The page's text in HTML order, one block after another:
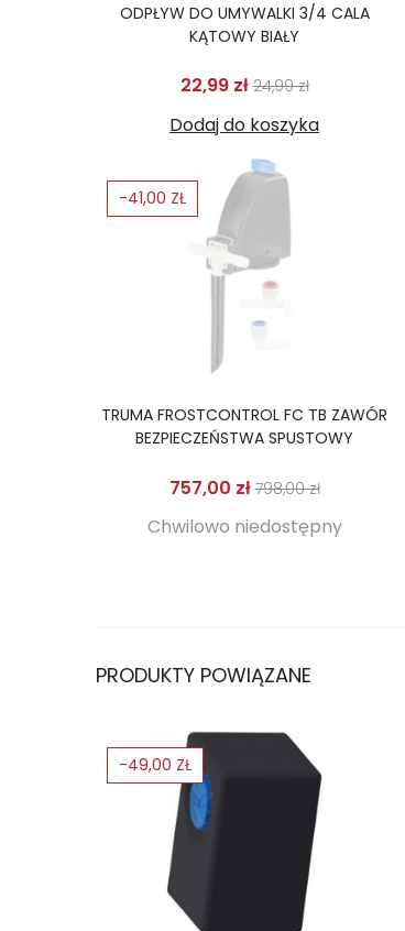
ODPŁYW DO UMYWALKI 3/4 CALA
KĄTOWY BIAŁY
22,99 złCena podstawowa
24,99 złCena
Dodaj do koszyka
TRUMA FROSTCONTROL FC TB ZAWÓR
BEZPIECZEŃSTWA SPUSTOWY
757,00 złCena podstawowa
798,00 złCena
Chwilowo niedostępny
-41,00 ZŁ
PRODUKTY POWIĄZANE
-49,00 ZŁ